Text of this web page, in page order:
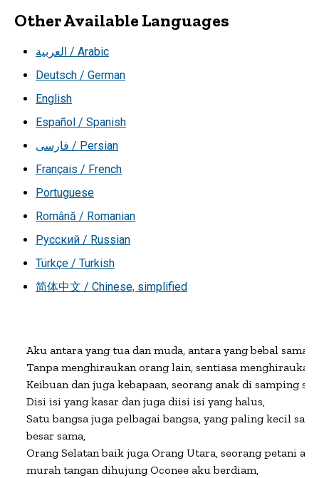
Other Available Languages
العربية / Arabic
Deutsch / German
English
Español / Spanish
فارسی / Persian
Français / French
Portuguese
Română / Romanian
Русский / Russian
Türkçe / Turkish
简体中文 / Chinese, simplified
Aku antara yang tua dan muda, antara yang bebal sama
Tanpa menghiraukan orang lain, sentiasa menghiraukan
Keibuan dan juga kebapaan, seorang anak di samping
Disi isi yang kasar dan juga diisi isi yang halus,
Satu bangsa juga pelbagai bangsa, yang paling kecil
besar sama,
Orang Selatan baik juga Orang Utara, seorang petani
murah tangan dihujung Oconee aku berdiam,